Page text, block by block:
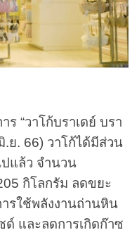
วาโก้บราเดย์ บรา
.ย. 66) วาโก้ได้มีส่วน
แล้ว จำนวน
กิโลกรัม ลดขยะ
รใช้พลังงานถ่านหิน
และลดการเกิดก๊าซ